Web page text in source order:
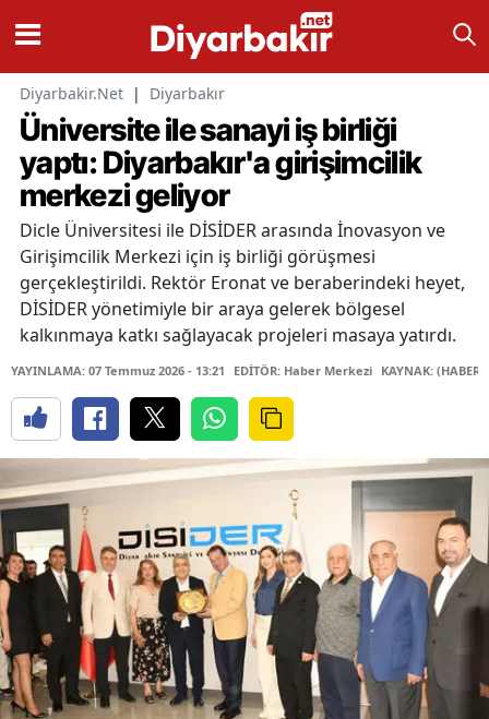
Diyarbakir.Net | Diyarbakır
Üniversite ile sanayi iş birliği
yaptı: Diyarbakır'a girişimcilik
merkezi geliyor
Dicle Üniversitesi ile DİSİDER arasında İnovasyon ve
Girişimcilik Merkezi için iş birliği görüşmesi
gerçekleştirildi. Rektör Eronat ve beraberindeki heyet,
DİSİDER yönetimiyle bir araya gelerek bölgesel
kalkınmaya katkı sağlayacak projeleri masaya yatırdı.
YAYINLAMA: 07 Temmuz 2026 - 13:21 EDİTÖR: Haber Merkezi KAYNAK: (HABER